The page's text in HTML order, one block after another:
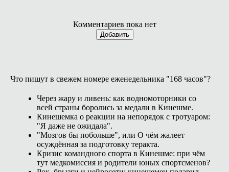
Комментариев пока нет
Добавить
Что пишут в свежем номере еженедельника "168 часов"?
Через жару и ливень: как водномоторники со
всей страны боролись за медали в Кинешме.
Кинешемка о реакции на непорядок с тротуаром:
"Я даже не ожидала".
"Мозгов бы побольше", или О чём жалеет
осуждённая за подготовку теракта.
Кризис командного спорта в Кинешме: при чём
тут медкомиссия и родители юных спортсменов?